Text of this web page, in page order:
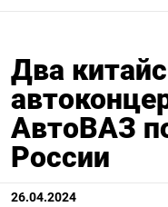
Два
АвтоВАЗ
России
26.04.2024